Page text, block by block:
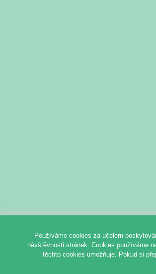
Používáme cookies za účelem
návštěvnosti stránek. Cookies používáme
těchto cookies umožňuje. Pokud si